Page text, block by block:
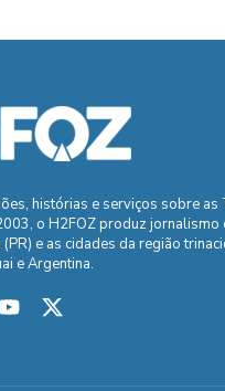
histórias e serviços sobre as
o H2FOZ produz
(PR) e as cidades da região
e Argentina.